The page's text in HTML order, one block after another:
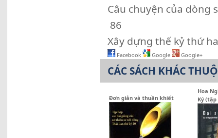
Câu chuyện của dòng
86
Xây dựng thế kỷ thứ
Facebook Google Google+
CÁC SÁCH KHÁC
Đơn giản và thuần khiết
Hoa
Ký (tập